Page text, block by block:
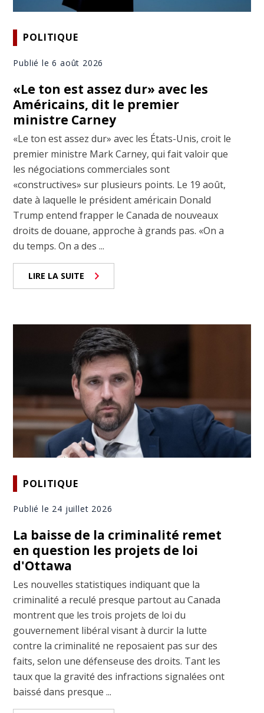
POLITIQUE
Publié le 6 août 2026
«Le ton est assez dur» avec les
Américains, dit le premier
ministre Carney
«Le ton est assez dur» avec les États-Unis, croit le
premier ministre Mark Carney, qui fait valoir que
les négociations commerciales sont
«constructives» sur plusieurs points. Le 19 août,
date à laquelle le président américain Donald
Trump entend frapper le Canada de nouveaux
droits de douane, approche à grands pas. «On a
du temps. On a des ...
LIRE LA SUITE
POLITIQUE
Publié le 24 juillet 2026
La baisse de la criminalité remet
en question les projets de loi
d'Ottawa
Les nouvelles statistiques indiquant que la
criminalité a reculé presque partout au Canada
montrent que les trois projets de loi du
gouvernement libéral visant à durcir la lutte
contre la criminalité ne reposaient pas sur des
faits, selon une défenseuse des droits. Tant les
taux que la gravité des infractions signalées ont
baissé dans presque ...